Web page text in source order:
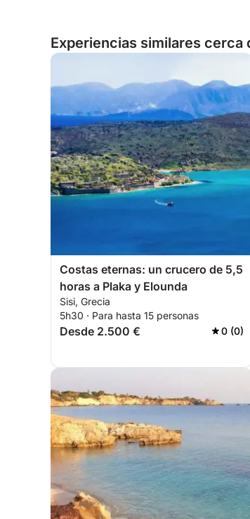
Experiencias similares cerca
Costas eternas: un crucero de 5,5
horas a Plaka y Elounda
Sisi, Grecia
5h30 · Para hasta 15 personas
Desde 2.500 € 0 (0)